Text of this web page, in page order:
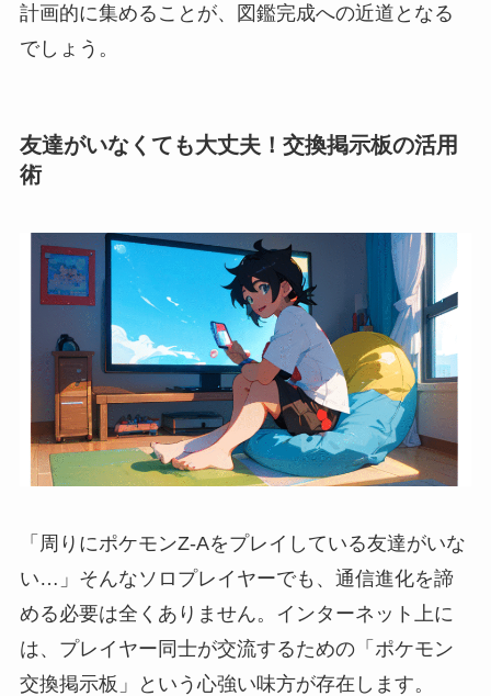
計画的に集めることが、図鑑完成への近道となる
でしょう。
友達がいなくても大丈夫！交換掲示板の活用
術
「周りにポケモンZ-Aをプレイしている友達がいな
い…」そんなソロプレイヤーでも、通信進化を諦
める必要は全くありません。インターネット上に
は、プレイヤー同士が交流するための「ポケモン
交換掲示板」という心強い味方が存在します。